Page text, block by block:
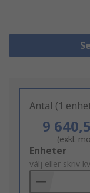
Antal (1
9
(exkl.
Add
to
Basket
Enheter
välj eller skriv